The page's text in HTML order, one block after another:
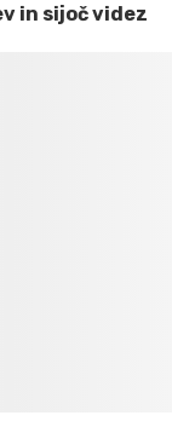
in sijoč videz